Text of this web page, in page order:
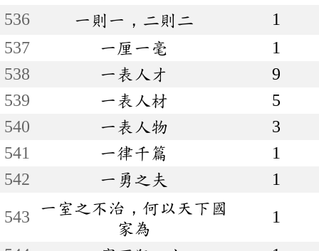
536
一則一，二則二
1
537
一厘一毫
1
538
一表人才
9
539
一表人材
5
540
一表人物
3
541
一律千篇
1
542
一勇之夫 1
543
一室之不治，何以天下國
家為
1